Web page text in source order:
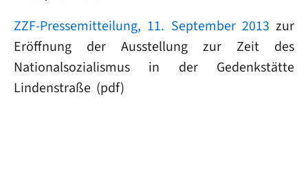
ZZF-Pressemitteilung, 11. September 2013 zur
Eröffnung der Ausstellung zur Zeit des
Nationalsozialismus in der Gedenkstätte
Lindenstraße (pdf)